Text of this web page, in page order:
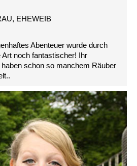
EHEWEIB
Abenteuer wurde durch
noch fantastischer! Ihr
schon so manchem Räuber